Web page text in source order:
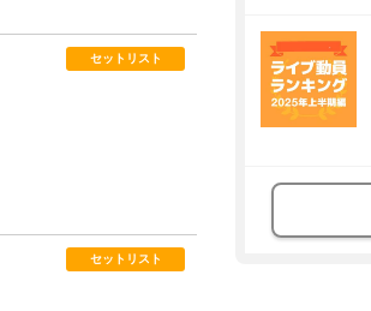
セットリスト
セットリスト